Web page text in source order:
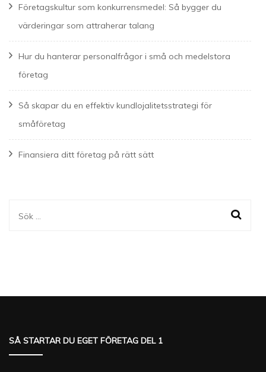
Företagskultur som konkurrensmedel: Så bygger du
värderingar som attraherar talang
Hur du hanterar personalfrågor i små och medelstora
företag
Så skapar du en effektiv kundlojalitetsstrategi för
småföretag
Finansiera ditt företag på rätt sätt
Sök
SÅ STARTAR DU EGET FÖRETAG DEL 1